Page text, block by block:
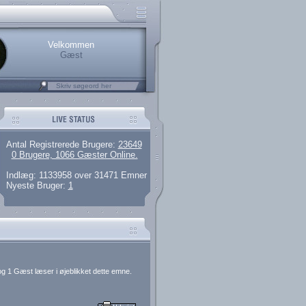
brugere
artikler og 135 guides
her.
Velkommen
Gæst
Antal Registrerede Brugere: 23649
0 Brugere, 1066 Gæster Online.
Indlæg: 1133958 over 31471 Emner
Nyeste Bruger: 1
1 Gæst læser i øjeblikket dette emne.